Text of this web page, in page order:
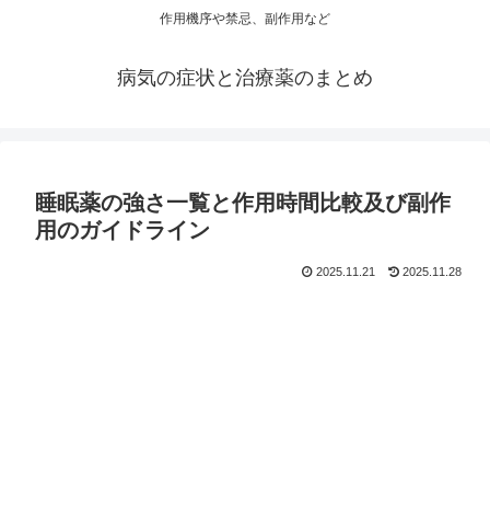
作用機序や禁忌、副作用など
病気の症状と治療薬のまとめ
睡眠薬の強さ一覧と作用時間比較及び副作
用のガイドライン
2025.11.21 2025.11.28